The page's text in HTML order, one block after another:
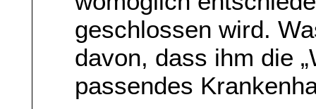
geschlossen wird.
davon, dass ihm die
passendes